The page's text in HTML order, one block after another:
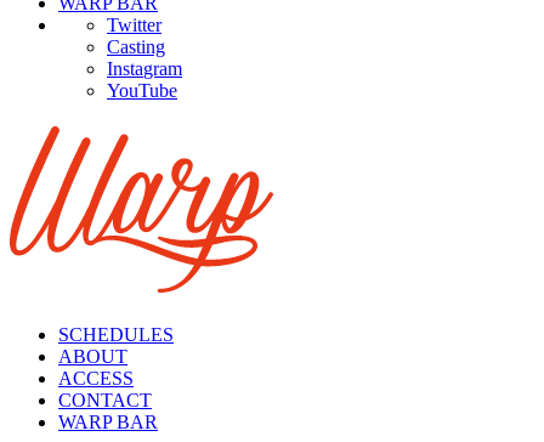
Twitter
Casting
Instagram
YouTube
SCHEDULES
ABOUT
ACCESS
CONTACT
WARP BAR